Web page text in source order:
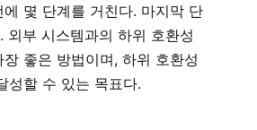
에 몇 단계를 거친다. 마지막 단
외부 시스템과의 하위 호환성
좋은 방법이며, 하위 호환성
성할 수 있는 목표다.